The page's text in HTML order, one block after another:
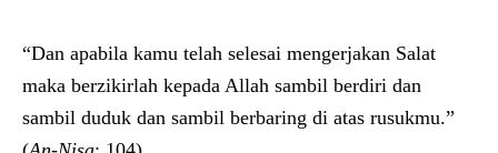
“Dan apabila kamu telah selesai mengerjakan Salat
maka berzikirlah kepada Allah sambil berdiri dan
sambil duduk dan sambil berbaring di atas rusukmu.”